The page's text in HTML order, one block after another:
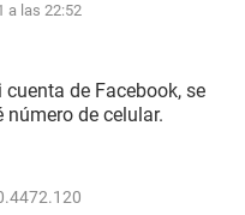
a las 22:52
de Facebook, se
de celular.